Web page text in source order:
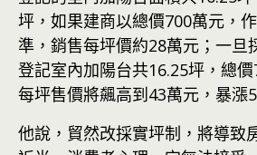
坪，如果建商以總價700萬元，
準，銷售每坪價約28萬元；一旦
登記室內加陽台共16.25坪，總價
每坪售價將飆高到43萬元，暴漲
他說，貿然改採實坪制，將導致